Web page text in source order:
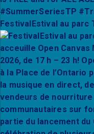
FestivalEstival au parc